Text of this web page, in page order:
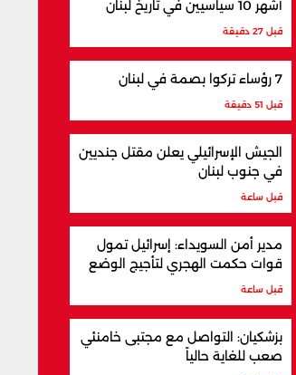
أشهر 10 سياسيين في تاريخ لبنان
قبل 27 دقيقة
7 رؤساء تركوا بصمة في لبنان
قبل 51 دقيقة
الجيش الإسرائيلي يعلن مقتل جنديين
في جنوب لبنان
قبل ساعة
مدير أمن السويداء: إسرائيل تمول
قوات حكمت الهجري لتأجيج الوضع
قبل ساعة
بزشكيان: التواصل مع مجتبى خامنئي
صعب للغاية حالياً